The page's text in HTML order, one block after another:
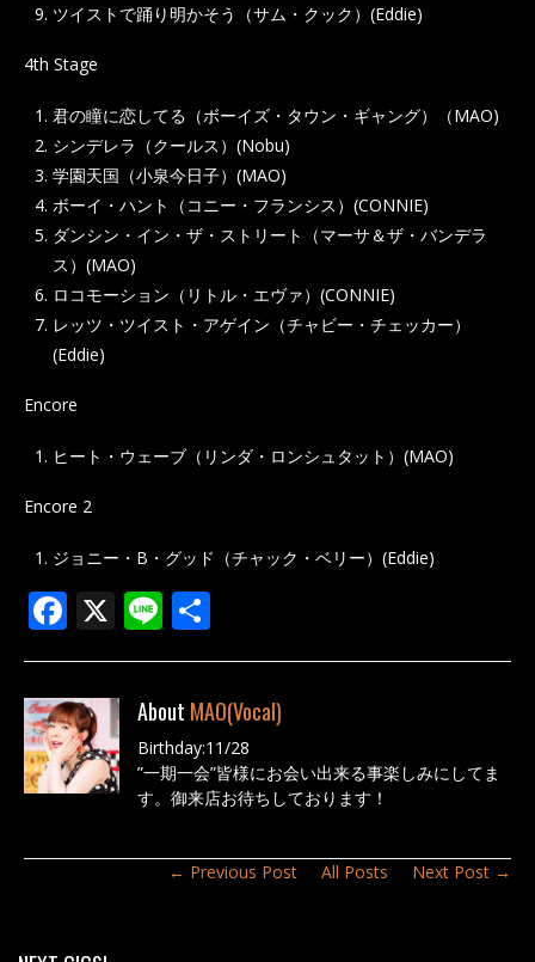
ツイストで踊り明かそう（サム・クック）(Eddie)
4th Stage
君の瞳に恋してる（ボーイズ・タウン・ギャング）（MAO)
シンデレラ（クールス）(Nobu)
学園天国（小泉今日子）(MAO)
ボーイ・ハント（コニー・フランシス）(CONNIE)
ダンシン・イン・ザ・ストリート（マーサ＆ザ・バンデラ
ス）(MAO)
ロコモーション（リトル・エヴァ）(CONNIE)
レッツ・ツイスト・アゲイン（チャビー・チェッカー）
(Eddie)
Encore
ヒート・ウェーブ（リンダ・ロンシュタット）(MAO)
Encore 2
ジョニー・B・グッド（チャック・ベリー）(Eddie)
F
ac
e
b
o
o
X Li
n 有
About MAO(Vocal)
Birthday:11/28
”一期一会”皆様にお会い出来る事楽しみにしてま
す。御来店お待ちしております！
← Previous Post All Posts Next Post →